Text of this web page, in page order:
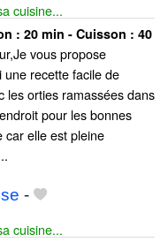
cuisine...
: 20 min - Cuisson : 40
vous propose
une recette facile de
les orties ramassées dans
pour les bonnes
car elle est pleine
-
cuisine...